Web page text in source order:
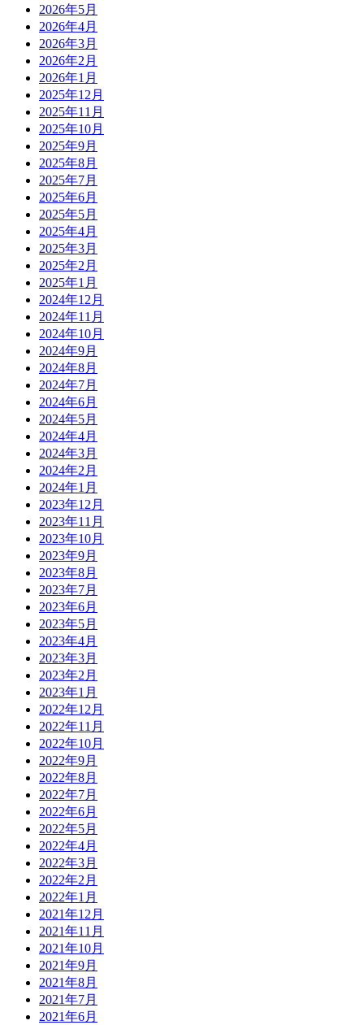
2026年5月
2026年4月
2026年3月
2026年2月
2026年1月
2025年12月
2025年11月
2025年10月
2025年9月
2025年8月
2025年7月
2025年6月
2025年5月
2025年4月
2025年3月
2025年2月
2025年1月
2024年12月
2024年11月
2024年10月
2024年9月
2024年8月
2024年7月
2024年6月
2024年5月
2024年4月
2024年3月
2024年2月
2024年1月
2023年12月
2023年11月
2023年10月
2023年9月
2023年8月
2023年7月
2023年6月
2023年5月
2023年4月
2023年3月
2023年2月
2023年1月
2022年12月
2022年11月
2022年10月
2022年9月
2022年8月
2022年7月
2022年6月
2022年5月
2022年4月
2022年3月
2022年2月
2022年1月
2021年12月
2021年11月
2021年10月
2021年9月
2021年8月
2021年7月
2021年6月